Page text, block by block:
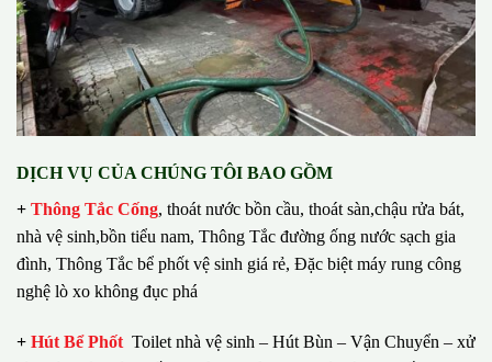
DỊCH VỤ CỦA CHÚNG TÔI BAO GỒM
+ Thông Tắc Cống, thoát nước bồn cầu, thoát sàn,chậu rửa bát,
nhà vệ sinh,bồn tiểu nam, Thông Tắc đường ống nước sạch gia
đình, Thông Tắc bể phốt vệ sinh giá rẻ, Đặc biệt máy rung công
nghệ lò xo không đục phá
+ Hút Bể Phốt Toilet nhà vệ sinh – Hút Bùn – Vận Chuyển – xử